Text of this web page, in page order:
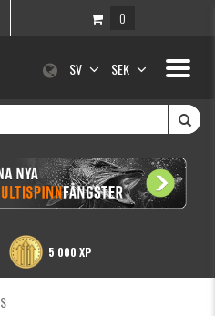
0
Toggle
SV SEK
5 000 XP